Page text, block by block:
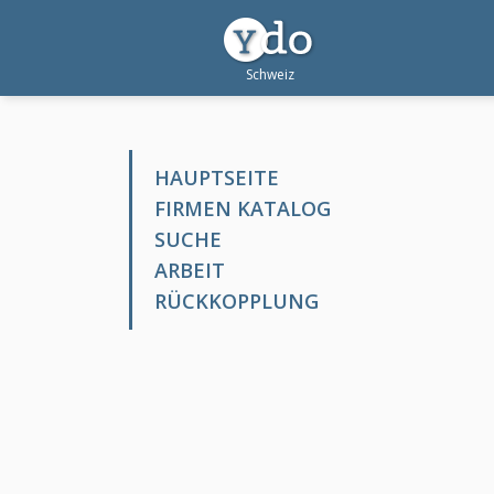
HAUPTSEITE
FIRMEN KATALOG
SUCHE
ARBEIT
RÜCKKOPPLUNG